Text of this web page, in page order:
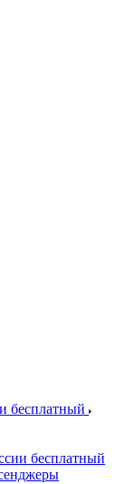
бесплатный
бесплатный